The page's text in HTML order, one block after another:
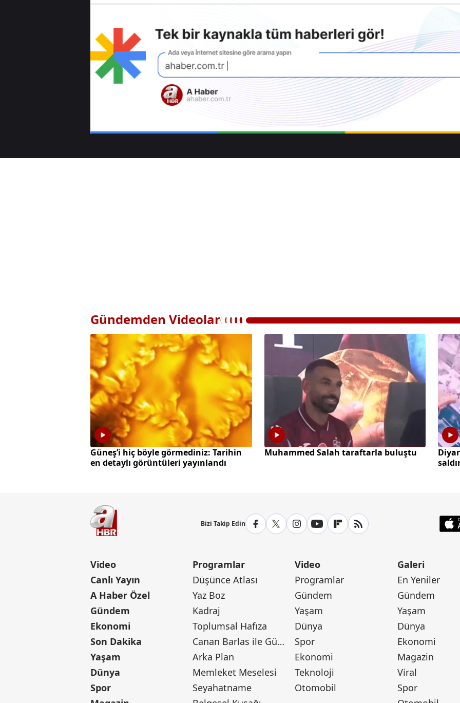
Gündemden Videolar
Güneş’i hiç böyle görmediniz: Tarihin
en detaylı görüntüleri yayınlandı
Muhammed Salah taraftarla buluştu
Bizi Takip Edin
Video
Canlı Yayın
A Haber Özel
Gündem
Ekonomi
Son Dakika
Yaşam
Dünya
Spor
Programlar
Düşünce Atlası
Yaz Boz
Kadraj
Toplumsal Hafıza
Canan Barlas ile Gündem
Arka Plan
Memleket Meselesi
Seyahatname
Video
Programlar
Gündem
Yaşam
Dünya
Spor
Ekonomi
Teknoloji
Otomobil
Galeri
En Yeniler
Gündem
Yaşam
Dünya
Ekonomi
Magazin
Viral
Spor